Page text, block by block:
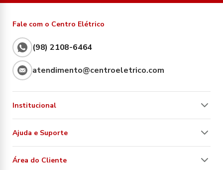
Fale com o Centro Elétrico
(98) 2108-6464
atendimento@centroeletrico.com
Institucional
Ajuda e Suporte
Área do Cliente